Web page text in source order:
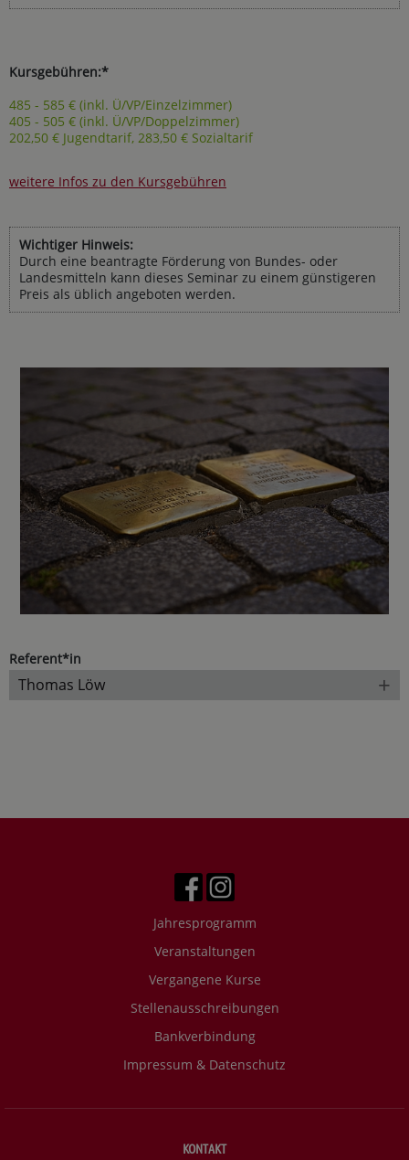
Kursgebühren:*
485 - 585 € (inkl. Ü/VP/Einzelzimmer)
405 - 505 € (inkl. Ü/VP/Doppelzimmer)
202,50 € Jugendtarif, 283,50 € Sozialtarif
weitere Infos zu den Kursgebühren
Wichtiger Hinweis:
Durch eine beantragte Förderung von Bundes- oder
Landesmitteln kann dieses Seminar zu einem günstigeren
Preis als üblich angeboten werden.
Referent*in
Thomas Löw +
Jahresprogramm
Veranstaltungen
Vergangene Kurse
Stellenausschreibungen
Bankverbindung
Impressum & Datenschutz
KONTAKT